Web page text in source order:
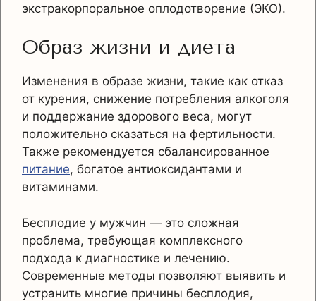
экстракорпоральное оплодотворение (ЭКО).
Образ жизни и диета
Изменения в образе жизни, такие как отказ
от курения, снижение потребления алкоголя
и поддержание здорового веса, могут
положительно сказаться на фертильности.
Также рекомендуется сбалансированное
питание, богатое антиоксидантами и
витаминами.
Бесплодие у мужчин — это сложная
проблема, требующая комплексного
подхода к диагностике и лечению.
Современные методы позволяют выявить и
устранить многие причины бесплодия,